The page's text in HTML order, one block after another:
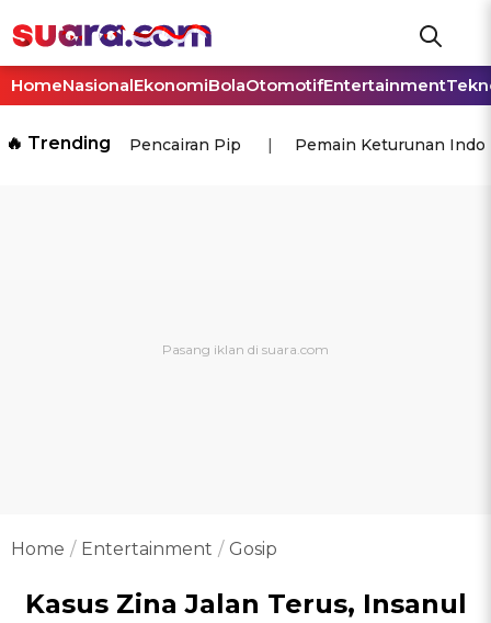
HomeNasionalEkonomiBolaOtomotifEntertainment
🔥 Trending Pencairan Pip Pemain Keturunan
Home Entertainment Gosip
Kasus Zina Jalan Terus, Insanul